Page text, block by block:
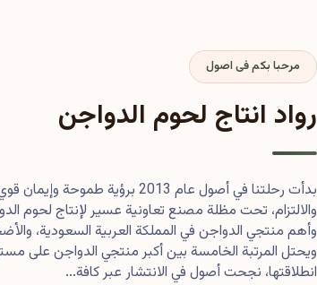
مرحبا بكم فى اصول
رواد انتاج لحوم الدواجن
بدأت رحلتنا في أصول عام 2013 برؤية
والالتزام، تحت مظلة مصنع تعاونية عسير لإنتاج لحوم
وأهم منتجي الدواجن في المملكة العربية السعودية،
ويحتل المرتبة الخامسة بين أكبر منتجي الدواجن على
انطلاقتها، نجحت أصول في الانتشار عبر كافة...